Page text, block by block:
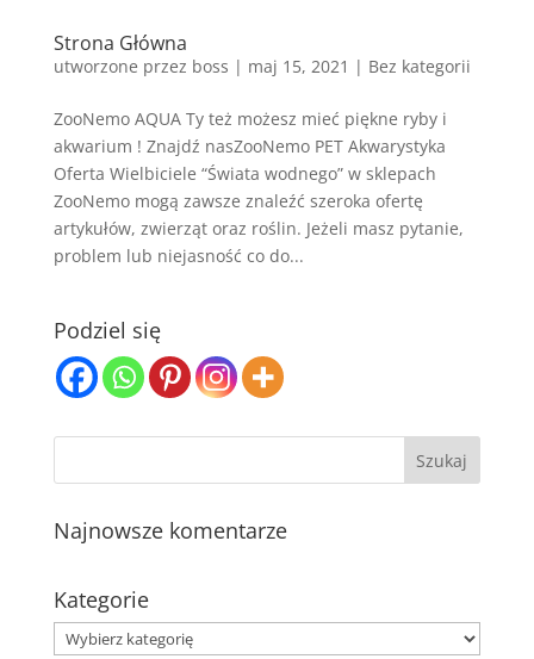
Strona Główna
utworzone przez boss | maj 15, 2021 | Bez kategorii
ZooNemo AQUA Ty też możesz mieć piękne ryby i
akwarium ! Znajdź nasZooNemo PET Akwarystyka
Oferta Wielbiciele “Świata wodnego” w sklepach
ZooNemo mogą zawsze znaleźć szeroka ofertę
artykułów, zwierząt oraz roślin. Jeżeli masz pytanie,
problem lub niejasność co do...
Podziel się
Najnowsze komentarze
Kategorie
Kategorie